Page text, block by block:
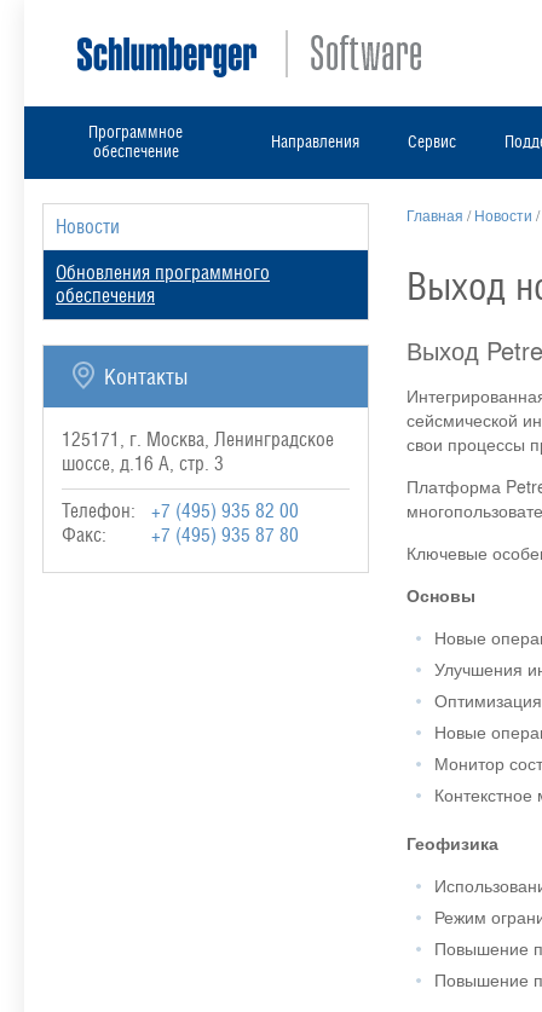
Программное
обеспечение
Направления Сервис
Новости
Обновления программного
обеспечения
Контакты
125171, г. Москва, Ленинградское
шоссе, д.16 А, стр. 3
Телефон:
+7 (495) 935 82 00
Факс:
+7 (495) 935 87 80
Главная /Новости /
Выход
Выход
сейсмической
свои процессы
Платформа
Ключевые
Основы
Новые
Улучшения
Новые
Монитор
Геофизика
Режим
Повышение
Повышение